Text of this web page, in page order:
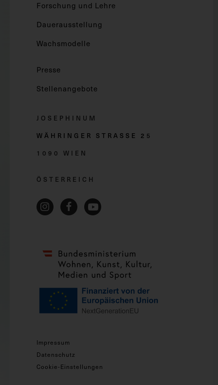
Forschung und Lehre
Dauerausstellung
Wachsmodelle
Presse
Stellenangebote
JOSEPHINUM
WÄHRINGER STRASSE 2 5
1090 WIEN
ÖSTERREICH
Impressum
Datenschutz
Cookie-Einstellungen